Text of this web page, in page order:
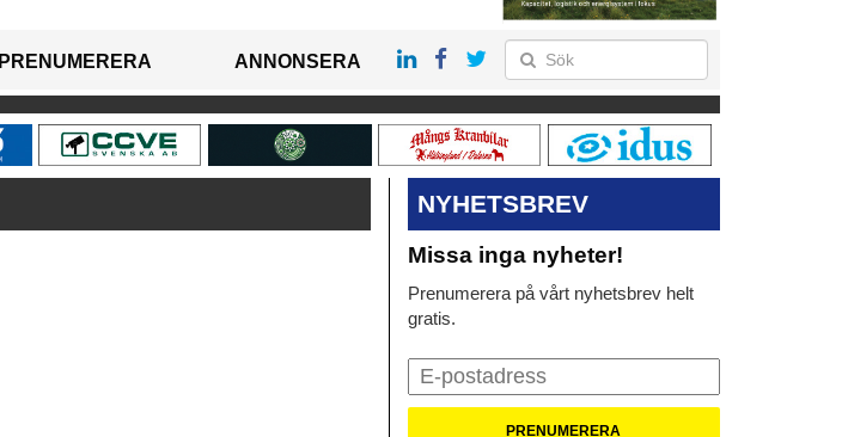
PRENUMERERA ANNONSERA
NYHETSBREV
Missa inga nyheter!
Prenumerera på vårt nyhetsbrev helt
gratis.